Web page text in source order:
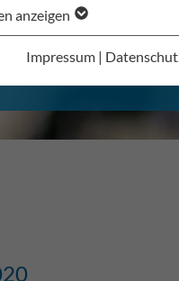
anzeigen
Impressum |